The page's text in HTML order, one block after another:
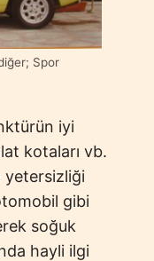
Spor
iyi
kotaları vb.
yetersizliği
gibi
soğuk
hayli ilgi